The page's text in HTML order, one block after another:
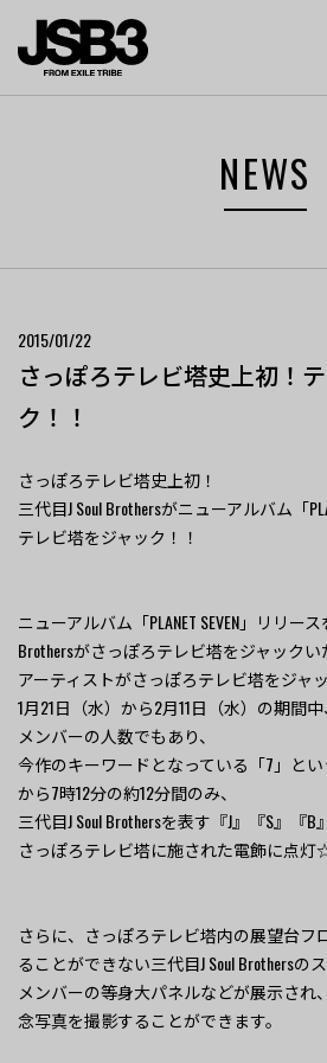
NEWS
2015/01/22
さっぽろテレビ塔史上初！
ク！！
さっぽろテレビ塔史上初！
三代目J Soul Brothersがニューアルバム「
テレビ塔をジャック！！
ニューアルバム「PLANET SEVEN」リリー
Brothersがさっぽろテレビ塔をジャックい
アーティストがさっぽろテレビ塔をジャ
1月21日（水）から2月11日（水）の期間中
メンバーの人数でもあり、
今作のキーワードとなっている「7」と
から7時12分の約12分間のみ、
三代目J Soul Brothersを表す『J』『S』『
さっぽろテレビ塔に施された電飾に点
さらに、さっぽろテレビ塔内の展望台フ
ることができない三代目J Soul Brothersの
メンバーの等身大パネルなどが展示され
念写真を撮影することができます。